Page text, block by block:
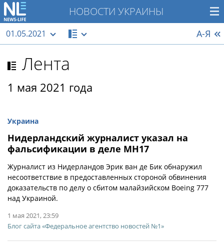
НОВОСТИ УКРАИНЫ
01.05.2021 А-Я
Лента
1 мая 2021 года
Украина
Нидерландский журналист указал на
фальсификации в деле МН17
Журналист из Нидерландов Эрик ван де Бик обнаружил
несоответствие в предоставленных стороной обвинения
доказательств по делу о сбитом малайзийском Boeing 777
над Украиной.
1 мая 2021, 23:59
Блог сайта «Федеральное агентство новостей №1»